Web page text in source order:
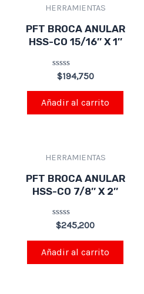
HERRAMIENTAS
PFT BROCA ANULAR
HSS-CO 15/16″ X 1″
Valorado
en
0
de
5
$194,750
Añadir al carrito
HERRAMIENTAS
PFT BROCA ANULAR
HSS-CO 7/8″ X 2″
Valorado
en
0
de
5
$245,200
Añadir al carrito